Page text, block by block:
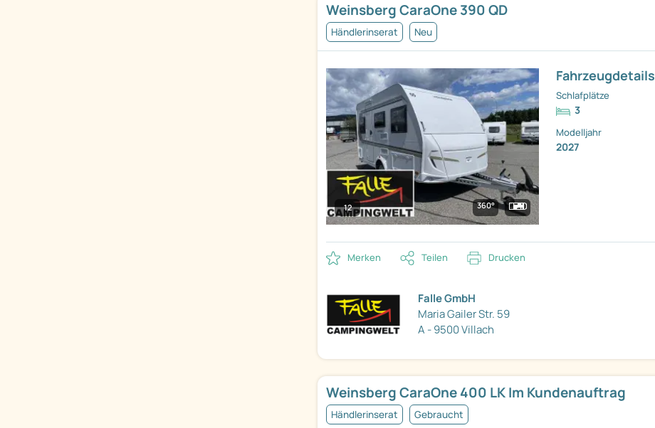
Weinsberg CaraOne 390 QD
Händlerinserat Neu
12 360°
Fahrzeugdetails
Schlafplätze
3
Modelljahr
2027
Merken Teilen Drucken
Falle GmbH
Maria Gailer Str. 59
A - 9500 Villach
Weinsberg CaraOne 400 LK Im Kundenauftrag
Händlerinserat Gebraucht